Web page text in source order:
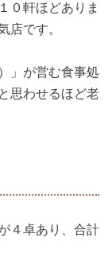
０軒ほどありま
店です。
」が営む食事処
思わせるほど老
４卓あり、合計